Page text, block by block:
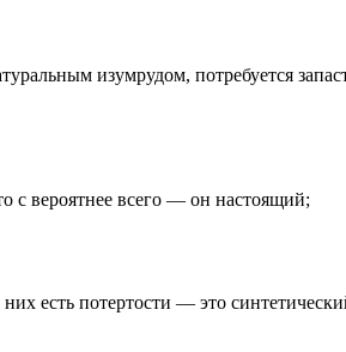
изумрудом, потребуется
с вероятнее всего — он настоящий;
есть потертости — это